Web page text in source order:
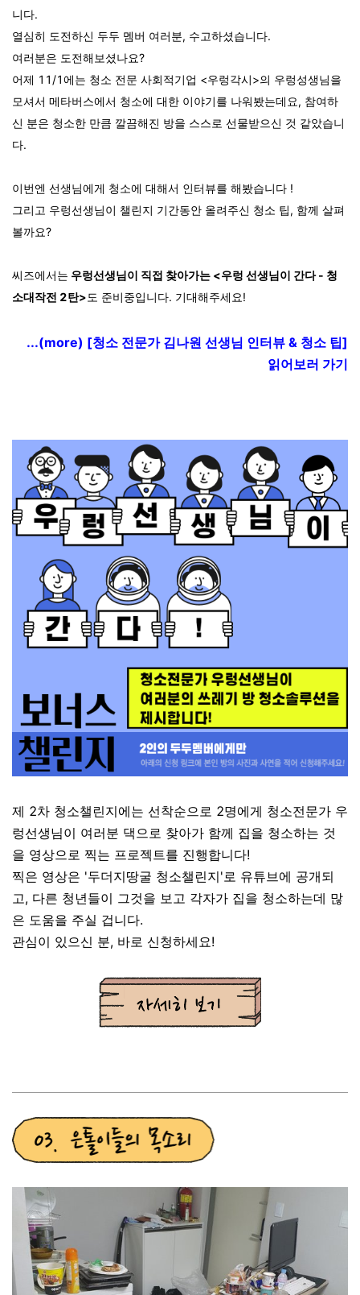
니다.
열심히 도전하신 두두 멤버 여러분, 수고하셨습니다.
여러분은 도전해보셨나요?
어제 11/1에는 청소 전문 사회적기업 <우렁각시>의 우렁성생님을
모셔서 메타버스에서 청소에 대한 이야기를 나워봤는데요, 참여하
신 분은 청소한 만큼 깔끔해진 방을 스스로 선물받으신 것 같았습니
다.
이번엔 선생님에게 청소에 대해서 인터뷰를 해봤습니다 !
그리고 우렁선생님이 챌린지 기간동안 올려주신 청소 팁, 함께 살펴
볼까요?
씨즈에서는 우렁선생님이 직접 찾아가는 <우렁 선생님이 간다 - 청
소대작전 2탄>도 준비중입니다. 기대해주세요!
...(more) [청소 전문가 김나원 선생님 인터뷰 & 청소 팁]
읽어보러 가기
제 2차 청소챌린지에는 선착순으로 2명에게 청소전문가 우
렁선생님이 여러분 댁으로 찾아가 함께 집을 청소하는 것
을 영상으로 찍는 프로젝트를 진행합니다!
찍은 영상은 '두더지땅굴 청소챌린지'로 유튜브에 공개되
고, 다른 청년들이 그것을 보고 각자가 집을 청소하는데 많
은 도움을 주실 겁니다.
관심이 있으신 분, 바로 신청하세요!